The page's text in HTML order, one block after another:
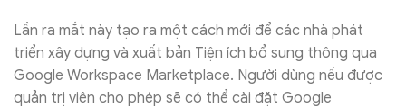
Lần ra mắt này tạo ra một cách mới để các nhà phát
triển xây dựng và xuất bản Tiện ích bổ sung thông qua
Google Workspace Marketplace. Người dùng nếu được
quản trị viên cho phép sẽ có thể cài đặt Google